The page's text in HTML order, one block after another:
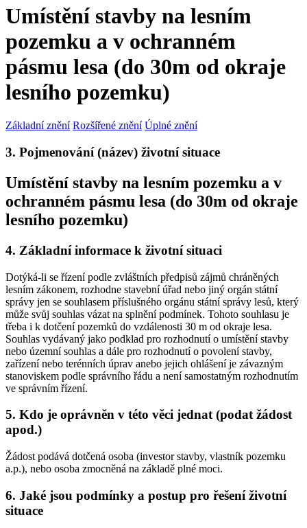
Umístění stavby na lesním
pozemku a v ochranném
pásmu lesa (do 30m od okraje
lesního pozemku)
Základní znění Rozšířené znění Úplné znění
3. Pojmenování (název) životní situace
Umístění stavby na lesním pozemku a v
ochranném pásmu lesa (do 30m od okraje
lesního pozemku)
4. Základní informace k životní situaci
Dotýká-li se řízení podle zvláštních předpisů zájmů chráněných
lesním zákonem, rozhodne stavební úřad nebo jiný orgán státní
správy jen se souhlasem příslušného orgánu státní správy lesů, který
může svůj souhlas vázat na splnění podmínek. Tohoto souhlasu je
třeba i k dotčení pozemků do vzdálenosti 30 m od okraje lesa.
Souhlas vydávaný jako podklad pro rozhodnutí o umístění stavby
nebo územní souhlas a dále pro rozhodnutí o povolení stavby,
zařízení nebo terénních úprav anebo jejich ohlášení je závazným
stanoviskem podle správního řádu a není samostatným rozhodnutím
ve správním řízení.
5. Kdo je oprávněn v této věci jednat (podat žádost
apod.)
Žádost podává dotčená osoba (investor stavby, vlastník pozemku
a.p.), nebo osoba zmocněná na základě plné moci.
6. Jaké jsou podmínky a postup pro řešení životní
situace